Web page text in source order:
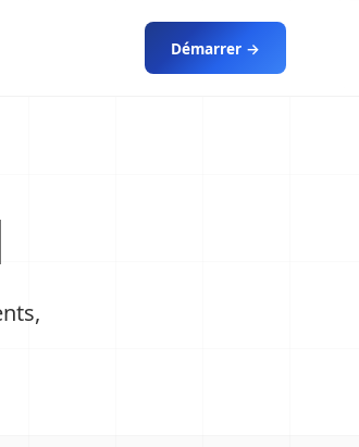
Démarrer →